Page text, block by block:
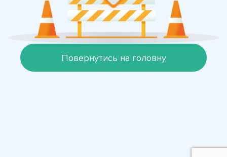
Повернутись на головну